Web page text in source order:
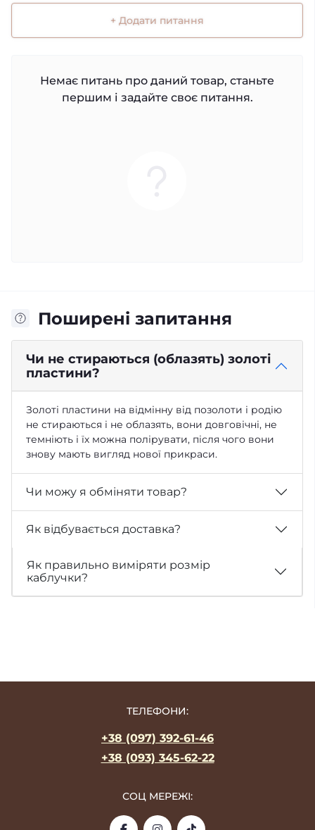
+ Додати питання
Немає питань про даний товар, станьте
першим і задайте своє питання.
Поширені запитання
Чи не стираються (облазять) золоті
пластини?
Золоті пластини на відмінну від позолоти і родію
не стираються і не облазять, вони довговічні, не
темніють і їх можна полірувати, після чого вони
знову мають вигляд нової прикраси.
Чи можу я обміняти товар?
Як відбувається доставка?
Як правильно виміряти розмір
каблучки?
ТЕЛЕФОНИ:
+38 (097) 392-61-46
+38 (093) 345-62-22
СОЦ МЕРЕЖІ: